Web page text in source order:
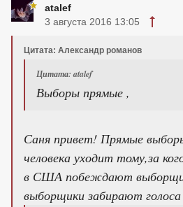
atalef
3 августа 2016 13:05
Цитата: Александр романов
Цитата: atalef
Выборы прямые ,
Саня привет! Прямые
человека уходит тому,за
в США побеждают
выборщики забирают